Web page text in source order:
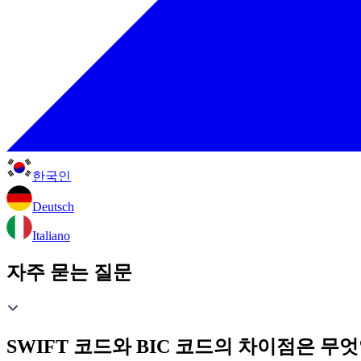
한국인
Deutsch
Italiano
자주 묻는 질문
SWIFT 코드와 BIC 코드의 차이점은 무